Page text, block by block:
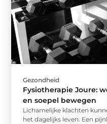
Gezondheid
Fysiotherapie Joure:
en soepel bewegen
Lichamelijke klachten
het dagelijks leven. Een